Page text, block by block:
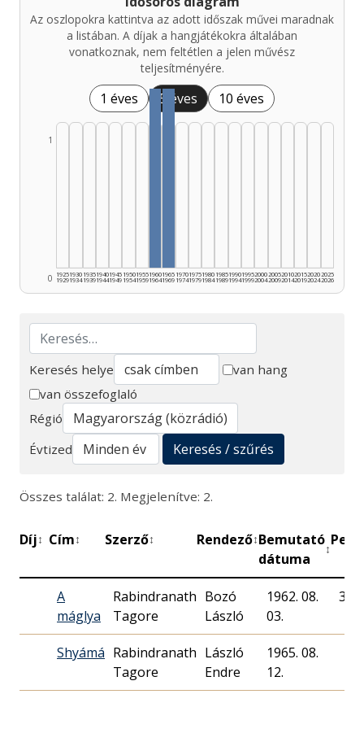
Az oszlopokra kattintva az adott időszak művei maradnak
a listában. A díjak a hangjátékokra általában
vonatkoznak, nem feltétlen a jelen művész
teljesítményére.
1 éves 5 éves 10 éves
0
1
1925
1929
1930
1934
1935
1939
1940
1944
1945
1949
1950
1954
1955
1959
1960
1964
1965
1969
1970
1974
1975
1979
1980
1984
1985
1989
1990
1994
1995
1999
2000
2004
2005
2009
2010
2014
2015
2019
2020
2024
2025
2026
Keresés
Keresés helye
van hang
van összefoglaló
Régió
Évtized
Keresés / szűrés
Összes találat: 2. Megjelenítve: 2.
Díj↕ Cím↕ Szerző↕ Rendező↕Bemutató
dátuma
↕
Perc
A
máglya
Rabindranath
Tagore
Bozó
László
1962. 08.
03.
35
Shyámá Rabindranath
Tagore
László
Endre
1965. 08.
12.